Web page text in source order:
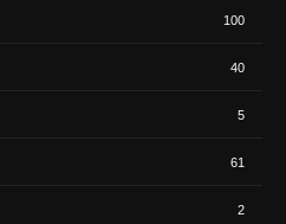
100
40
5
61
2